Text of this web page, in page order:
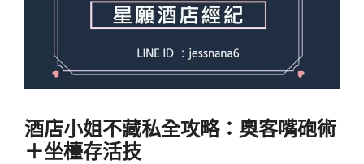
酒店小姐不藏私全攻略：奧客嘴砲術
＋坐檯存活技